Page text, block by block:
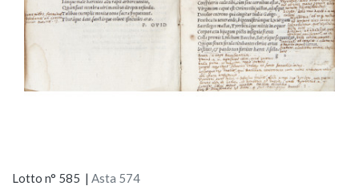
Lotto n° 585 | Asta 574